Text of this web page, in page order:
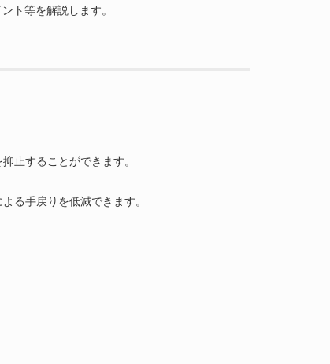
ト等を解説します。
止することができます。
る手戻りを低減できます。